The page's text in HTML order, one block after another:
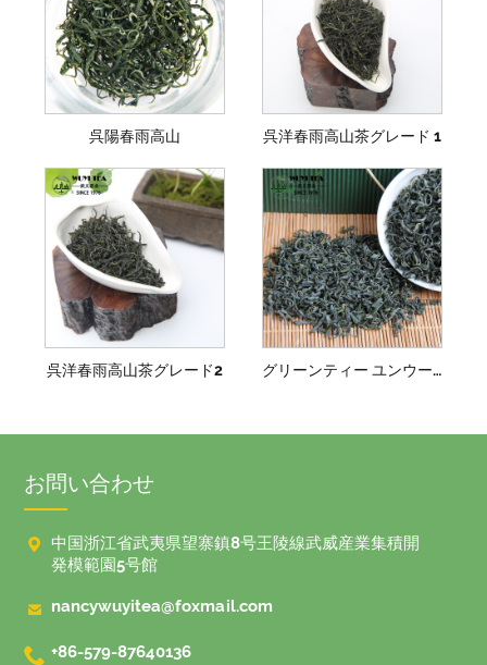
呉陽春雨高山 呉洋春雨高山茶グレード 1
呉洋春雨高山茶グレード2 グリーンティー ユンウー スーパーファイン
お問い合わせ
 中国浙江省武夷県望寨鎮8号王陵線武威産業集積開
発模範園5号館
 nancywuyitea@foxmail.com
 +86-579-87640136